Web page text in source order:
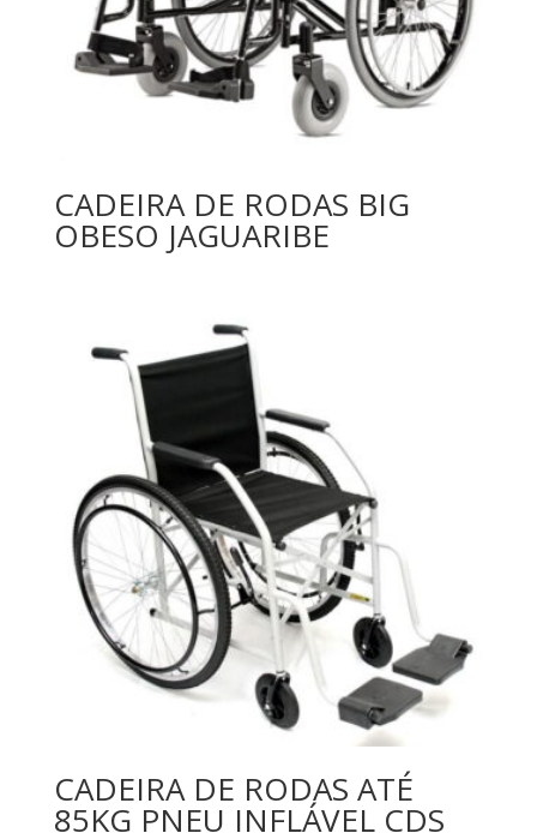
CADEIRA DE RODAS BIG
OBESO JAGUARIBE
CADEIRA DE RODAS ATÉ
85KG PNEU INFLÁVEL CDS